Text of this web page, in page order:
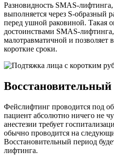
Разновидность SMAS-
выполняется через S-образный
перед ушной раковиной. Такая
достоинствами SMAS-
малотравматичной и позволяет
короткие сроки.
Восстановительный
Фейслифтинг проводится под
пациент абсолютно ничего не
анестезии требует
обычно проводится на
Восстановительный период
лифтинга.